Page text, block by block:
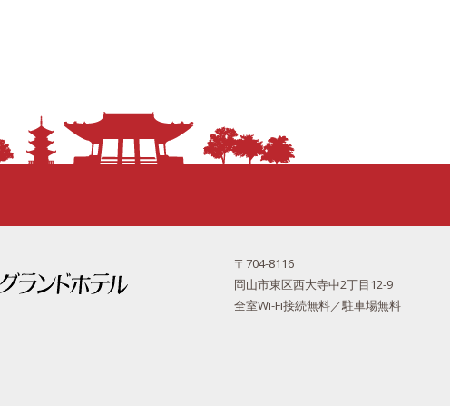
〒704-8116
岡山市東区西大寺中2丁目12-9
全室Wi-Fi接続無料／駐車場無料